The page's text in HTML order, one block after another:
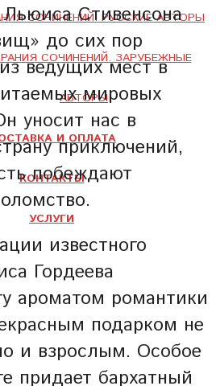
СОЧИНЕНИЙ. РУССКИЕ АВТОРЫ
СОЧИНЕНИЙ. ЗАРУБЕЖНЫЕ
АВТОРЫ
И ОПЛАТА
КОНТАКТЫ
УСЛУГИ
Стивенсона
до сих пор
ведущих мест в
мировых
уносит нас в
приключений,
побеждают
известного
Гордеева
ароматом романтики
подарком не
и взрослым. Особое
придает бархатный